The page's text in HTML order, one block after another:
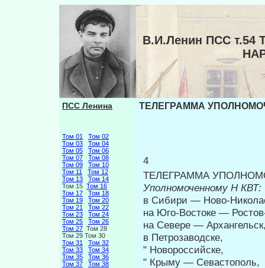
В.И.Ленин ПСС
ПСС Ленина
Том 01
Том 02
Том 03
Том 04
Том 05
Том 06
Том 07
Том 08
Том 09
Том 10
Том 11
Том 12
Том 13
Том 14
Том 15 Том 16
Том 17
Том 18
Том 19
Том 20
Том 21
Том 22
Том 23
Том 24
Том 25
Том 26
Том 27 Том 28
Том 29 Том 30
Том 31
Том 32
Том 33
Том 34
Том 35
Том 36
Том 37
Том 38
ТЕЛЕГРАММА
4
ТЕЛЕГРАММА
Уполномоченному Η КВТ:
в Сибири — Ново-
на Юго-Востоке —
на Севере —
в Петрозаводске,
" Новороссийске,
" Крыму — Севастополь,